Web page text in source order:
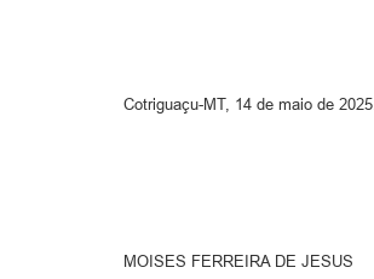
Cotriguaçu-MT, 14 de maio de 2025.
MOISES FERREIRA DE JESUS